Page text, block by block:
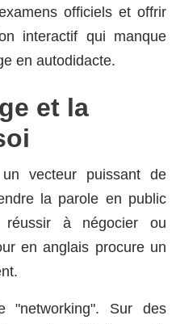
officiels et offrir
interactif qui manque
en autodidacte.
et la
vecteur puissant de
la parole en public
à négocier ou
en anglais procure un
"networking". Sur des